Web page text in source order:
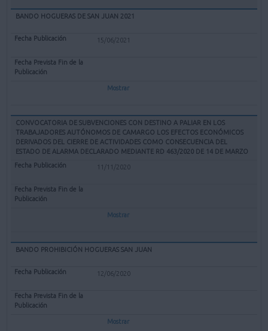
BANDO HOGUERAS DE SAN JUAN 2021
15/06/2021
Mostrar
CONVOCATORIA DE SUBVENCIONES CON DESTINO A PALIAR EN LOS
TRABAJADORES AUTÓNOMOS DE CAMARGO LOS EFECTOS ECONÓMICOS
DERIVADOS DEL CIERRE DE ACTIVIDADES COMO CONSECUENCIA DEL
ESTADO DE ALARMA DECLARADO MEDIANTE RD 463/2020 DE 14 DE MARZO
11/11/2020
Mostrar
BANDO PROHIBICIÓN HOGUERAS SAN JUAN
12/06/2020
Mostrar